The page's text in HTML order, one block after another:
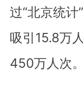
过“北京统
吸引15.8万
450万人次。